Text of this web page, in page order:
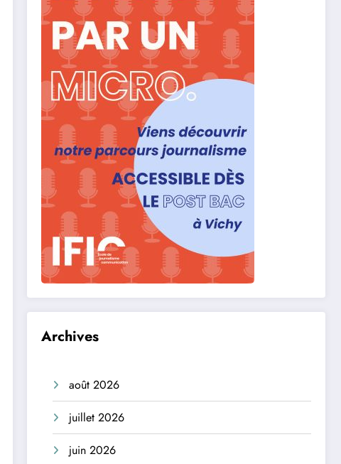
Archives
août 2026
juillet 2026
juin 2026